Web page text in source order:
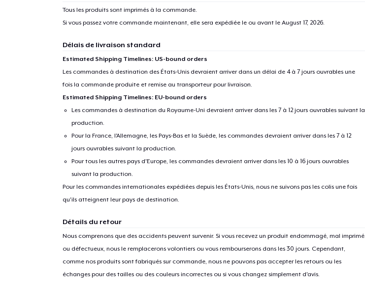
Tous les produits sont imprimés à la commande.
Si vous passez votre commande maintenant, elle sera expédiée le ou avant le August 17, 2026.
Délais de livraison standard
Estimated Shipping Timelines: US-bound orders
Les commandes à destination des États-Unis devraient arriver dans un délai de 4 à 7 jours ouvrables une
fois la commande produite et remise au transporteur pour livraison.
Estimated Shipping Timelines: EU-bound orders
Les commandes à destination du Royaume-Uni devraient arriver dans les 7 à 12 jours ouvrables suivant la
production.
Pour la France, l'Allemagne, les Pays-Bas et la Suède, les commandes devraient arriver dans les 7 à 12
jours ouvrables suivant la production.
Pour tous les autres pays d'Europe, les commandes devraient arriver dans les 10 à 16 jours ouvrables
suivant la production.
Pour les commandes internationales expédiées depuis les États-Unis, nous ne suivons pas les colis une fois
qu'ils atteignent leur pays de destination.
Détails du retour
Nous comprenons que des accidents peuvent survenir. Si vous recevez un produit endommagé, mal imprimé
ou défectueux, nous le remplacerons volontiers ou vous rembourserons dans les 30 jours. Cependant,
comme nos produits sont fabriqués sur commande, nous ne pouvons pas accepter les retours ou les
échanges pour des tailles ou des couleurs incorrectes ou si vous changez simplement d'avis.
Procéder à la
Vérification
Classic Crew Neck T-Shirt